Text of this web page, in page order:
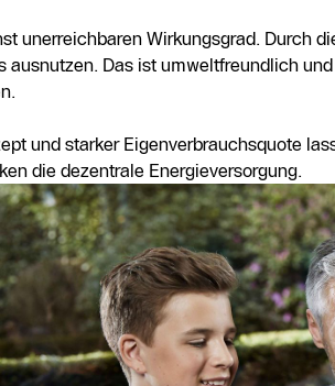
unerreichbaren Wirkungsgrad. Durch
ausnutzen. Das ist umweltfreundlich und
und starker Eigenverbrauchsquote
die dezentrale Energieversorgung.